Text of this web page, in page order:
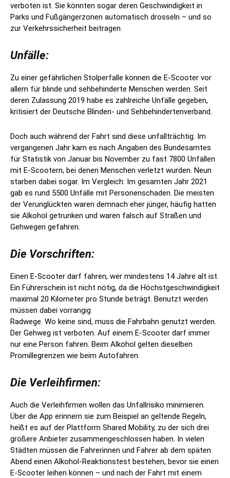
verboten ist. Sie könnten sogar deren Geschwindigkeit in
Parks und Fußgängerzonen automatisch drosseln – und so
zur Verkehrssicherheit beitragen.
Unfälle:
Zu einer gefährlichen Stolperfalle können die E-Scooter vor
allem für blinde und sehbehinderte Menschen werden. Seit
deren Zulassung 2019 habe es zahlreiche Unfälle gegeben,
kritisiert der Deutsche Blinden- und Sehbehindertenverband.
Doch auch während der Fahrt sind diese unfallträchtig. Im
vergangenen Jahr kam es nach Angaben des Bundesamtes
für Statistik von Januar bis November zu fast 7800 Unfällen
mit E-Scootern, bei denen Menschen verletzt wurden. Neun
starben dabei sogar. Im Vergleich: Im gesamten Jahr 2021
gab es rund 5500 Unfälle mit Personenschaden. Die meisten
der Verunglückten waren demnach eher jünger, häufig hatten
sie Alkohol getrunken und waren falsch auf Straßen und
Gehwegen gefahren.
Die Vorschriften:
Einen E-Scooter darf fahren, wer mindestens 14 Jahre alt ist.
Ein Führerschein ist nicht nötig, da die Höchstgeschwindigkeit
maximal 20 Kilometer pro Stunde beträgt. Benutzt werden
müssen dabei vorrangig
Radwege. Wo keine sind, muss die Fahrbahn genutzt werden.
Der Gehweg ist verboten. Auf einem E-Scooter darf immer
nur eine Person fahren. Beim Alkohol gelten dieselben
Promillegrenzen wie beim Autofahren.
Die Verleihfirmen:
Auch die Verleihfirmen wollen das Unfallrisiko minimieren.
Über die App erinnern sie zum Beispiel an geltende Regeln,
heißt es auf der Plattform Shared Mobility, zu der sich drei
größere Anbieter zusammengeschlossen haben. In vielen
Städten müssen die Fahrerinnen und Fahrer ab dem späten
Abend einen Alkohol-Reaktionstest bestehen, bevor sie einen
E-Scooter leihen können – und nach der Fahrt mit einem